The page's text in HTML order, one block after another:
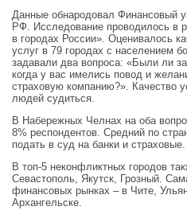
Данные обнародовал Финансовый
РФ. Исследование проводилось в
в городах России». Оценивалось
услуг в 79 городах с населением
задавали два вопроса: «Были ли
когда у вас имелись повод и
страховую компанию?». Качество
людей судиться.
В Набережных Челнах на оба
8% респондентов. Средний по
подать в суд на банки и страховые.
В топ-5 неконфликтных городов
Севастополь, Якутск, Грозный.
финансовых рынках – в Чите,
Архангельске.